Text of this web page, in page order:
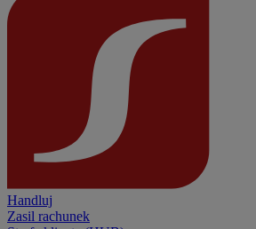
Handluj
Zasil rachunek